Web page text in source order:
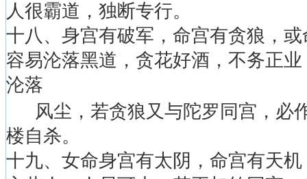
人很霸道，独断专行。
十八、身宫有破军，命宫有贪狼，
容易沦落黑道，贪花好酒，不务正
沦落
风尘，若贪狼又与陀罗同宫，必
楼自杀。
十九、女命身宫有太阴，命宫有天